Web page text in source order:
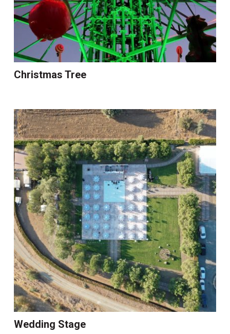
Christmas Tree
Wedding Stage